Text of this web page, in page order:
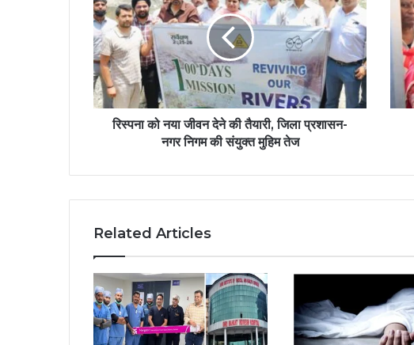
रिस्पना को नया जीवन देने की तैयारी, जिला प्रशासन-
नगर निगम की संयुक्त मुहिम तेज
Related Articles